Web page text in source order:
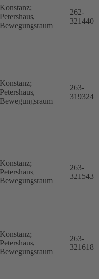
Konstanz;
Petershaus,
Bewegungsraum
262-
321440
Konstanz;
Petershaus,
Bewegungsraum
263-
319324
Konstanz;
Petershaus,
Bewegungsraum
263-
321543
Konstanz;
Petershaus,
Bewegungsraum
263-
321618